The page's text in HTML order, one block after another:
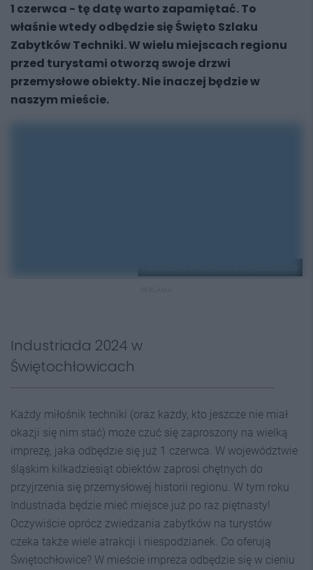
1 czerwca - tę datę warto zapamiętać. To
właśnie wtedy odbędzie się Święto Szlaku
Zabytków Techniki. W wielu miejscach regionu
przed turystami otworzą swoje drzwi
przemysłowe obiekty. Nie inaczej będzie w
naszym mieście.
Industriada 2024 w
Świętochłowicach
Każdy miłośnik techniki (oraz każdy, kto jeszcze nie miał
okazji się nim stać) może czuć się zaproszony na wielką
imprezę, jaka odbędzie się już 1 czerwca. W województwie
śląskim kilkadziesiąt obiektów zaprosi chętnych do
przyjrzenia się przemysłowej historii regionu. W tym roku
Industriada będzie mieć miejsce już po raz piętnasty!
Oczywiście oprócz zwiedzania zabytków na turystów
czeka także wiele atrakcji i niespodzianek. Co oferują
Świętochłowice? W mieście impreza odbędzie się w cieniu